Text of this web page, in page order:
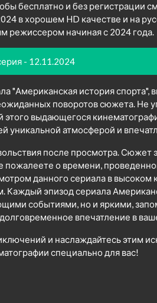
бесплатно и без регистрации
в хорошем HD качестве и на
режиссером начиная с 2024 года.
- 12.11.2024
"Американская история спорта",
поворотов сюжета. Не
этого выдающегося
уникальной атмосферой и
после просмотра. Сюжет
пожалеете о времени,
данного сериала в высоком
Каждый эпизод сериала
событиями, но и яркими,
впечатление в
и наслаждайтесь этим
специально для вас!